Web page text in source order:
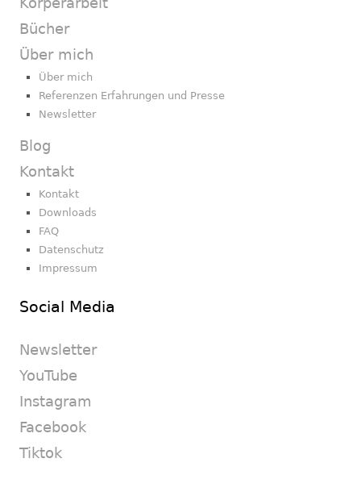
Bücher
Über mich
Über mich
Referenzen Erfahrungen und Presse
Newsletter
Blog
Kontakt
Kontakt
Downloads
FAQ
Datenschutz
Impressum
Social Media
Newsletter
YouTube
Instagram
Facebook
Tiktok